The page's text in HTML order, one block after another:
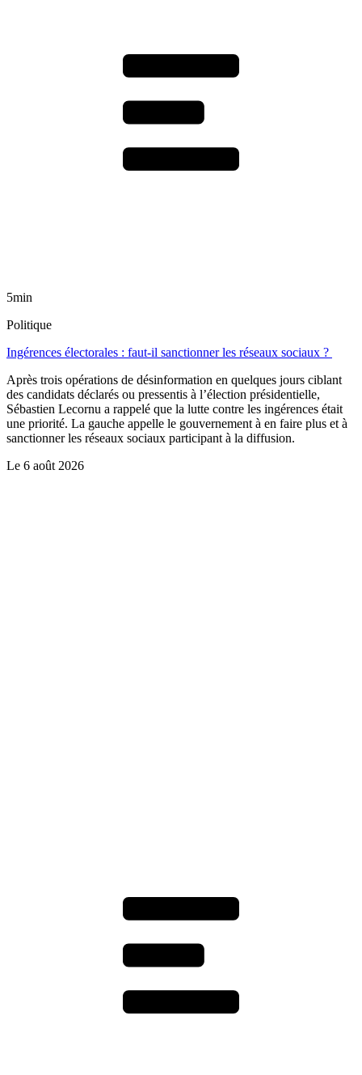
5min
Politique
Ingérences électorales : faut-il sanctionner les réseaux sociaux ?
Après trois opérations de désinformation en quelques jours ciblant
des candidats déclarés ou pressentis à l’élection présidentielle,
Sébastien Lecornu a rappelé que la lutte contre les ingérences était
une priorité. La gauche appelle le gouvernement à en faire plus et à
sanctionner les réseaux sociaux participant à la diffusion.
Le 6 août 2026